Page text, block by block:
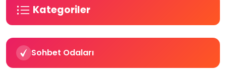
Kategoriler
Sohbet Odaları